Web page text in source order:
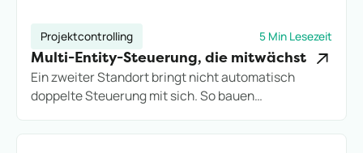
Projektcontrolling 5 Min Lesezeit
Multi-Entity-Steuerung, die mitwächst
Ein zweiter Standort bringt nicht automatisch
doppelte Steuerung mit sich. So bauen
die Wachstum trägt, statt es an Excel-Grenzen